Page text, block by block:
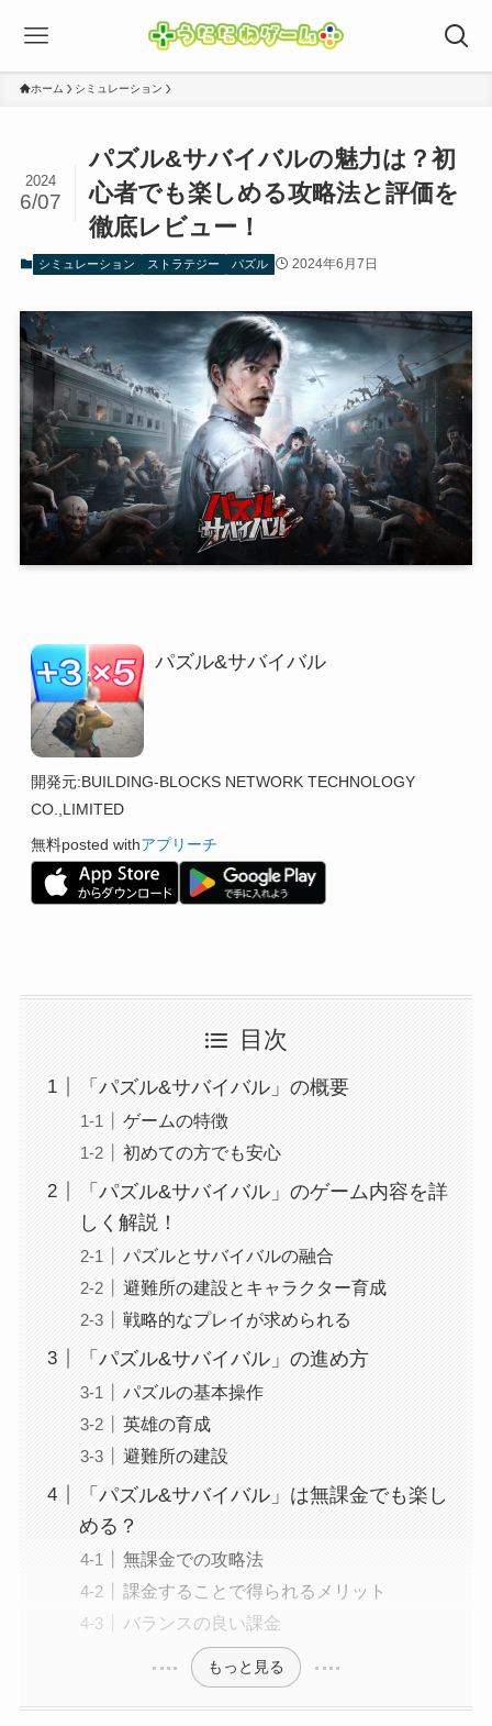
ホーム シミュレーション
パズル&サバイバルの魅力は？初
心者でも楽しめる攻略法と評価を
徹底レビュー！
2024
6/07
シミュレーション ストラテジー パズル 2024年6月7日
パズル&サバイバル
開発元:BUILDING-BLOCKS NETWORK TECHNOLOGY
CO.,LIMITED
無料posted withアプリーチ
目次
「パズル&サバイバル」の概要
ゲームの特徴
初めての方でも安心
「パズル&サバイバル」のゲーム内容を詳
しく解説！
パズルとサバイバルの融合
避難所の建設とキャラクター育成
戦略的なプレイが求められる
「パズル&サバイバル」の進め方
パズルの基本操作
英雄の育成
避難所の建設
「パズル&サバイバル」は無課金でも楽し
める？
無課金での攻略法
課金することで得られるメリット
バランスの良い課金
もっと見る